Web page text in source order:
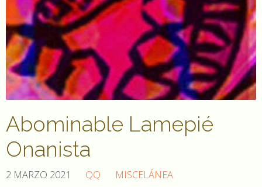
Abominable Lamepié
Onanista
2 MARZO 2021 QQ MISCELÁNEA